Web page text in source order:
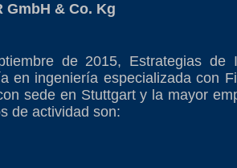
GmbH & Co. Kg
de 2015, Estrategias
en ingeniería especializada con
sede en Stuttgart y la mayor
de actividad son: